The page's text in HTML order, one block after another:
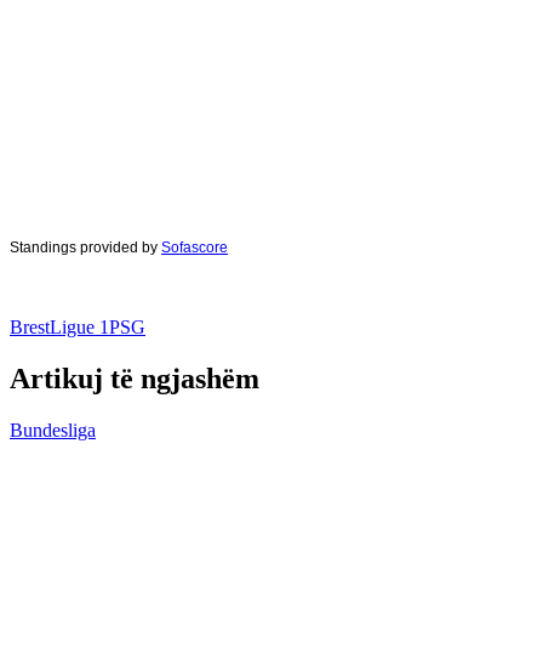
Standings provided by Sofascore
BrestLigue 1PSG
Artikuj të ngjashëm
Bundesliga